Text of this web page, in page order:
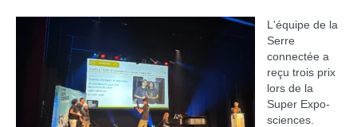
L'équipe de la
Serre
connectée a
reçu trois prix
lors de la
Super Expo-
sciences.